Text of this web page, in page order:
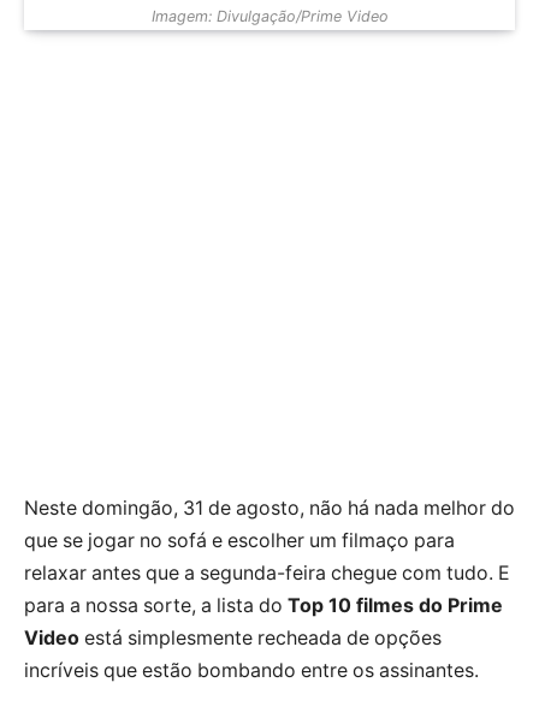
Imagem: Divulgação/Prime Video
Neste domingão, 31 de agosto, não há nada melhor do
que se jogar no sofá e escolher um filmaço para
relaxar antes que a segunda-feira chegue com tudo. E
para a nossa sorte, a lista do Top 10 filmes do Prime
Video está simplesmente recheada de opções
incríveis que estão bombando entre os assinantes.